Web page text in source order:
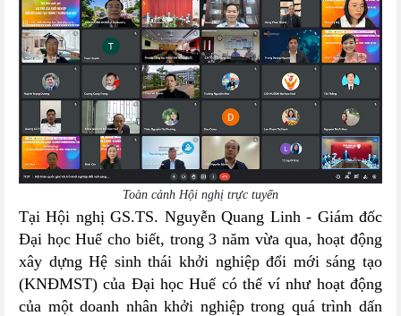
Toàn cảnh Hội nghị trực tuyến
Tại Hội nghị GS.TS. Nguyễn Quang Linh - Giám đốc
Đại học Huế cho biết, trong 3 năm vừa qua, hoạt động
xây dựng Hệ sinh thái khởi nghiệp đổi mới sáng tạo
(KNĐMST) của Đại học Huế có thể ví như hoạt động
của một doanh nhân khởi nghiệp trong quá trình dấn